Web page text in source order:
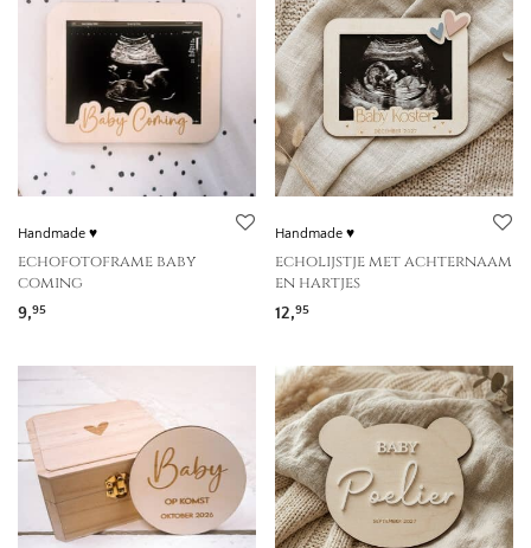
Handmade ♥
echofotoframe baby
coming
9,95
Handmade ♥
echolijstje met achternaam
en hartjes
12,95